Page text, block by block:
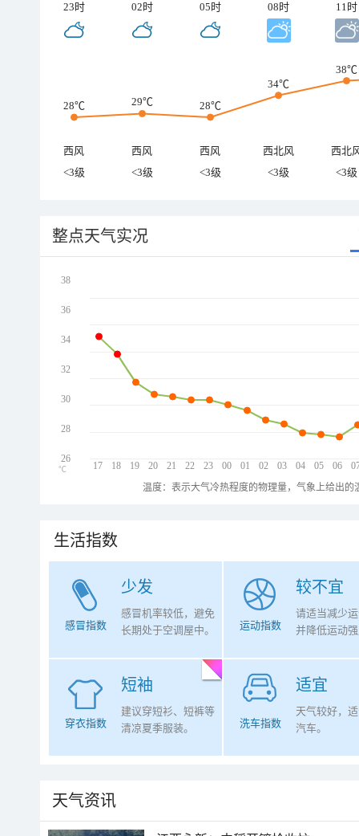
23时 02时 05时 08时 11时
28℃ 29℃ 28℃
34℃
38℃
西风 西风 西风 西北风
西北
<3级
<3级 <3级 <3级 <3级
整点天气实况
17 18 19 20 21 22 23 00 01 02 03 04 05 06
38
36
34
32
30
28
26
℃
温度：表示大气冷热程度的物理量，气象上给出
生活指数
少发
感冒指数
感冒机率较低，避免
长期处于空调屋中。
较不宜
运动指数
请适当减少
并降低运动
短袖
穿衣指数
建议穿短衫、短裤等
清凉夏季服装。
适宜
洗车指数
天气较好，
汽车。
天气资讯